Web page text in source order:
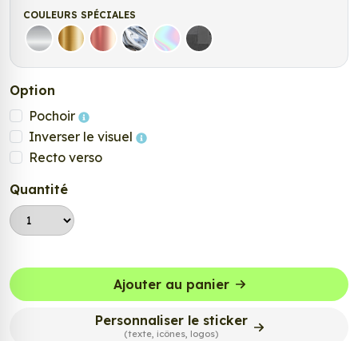
COULEURS SPÉCIALES
Argent Or Rose Gold
ChromeHolographique
Carbone Noir
Option
Pochoir
Inverser le visuel
Recto verso
Quantité
Ajouter au panier
Personnaliser le sticker
(texte, icônes, logos)